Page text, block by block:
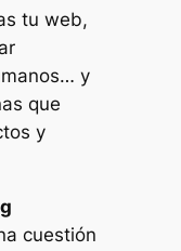
tu web,
y
que
y
cuestión